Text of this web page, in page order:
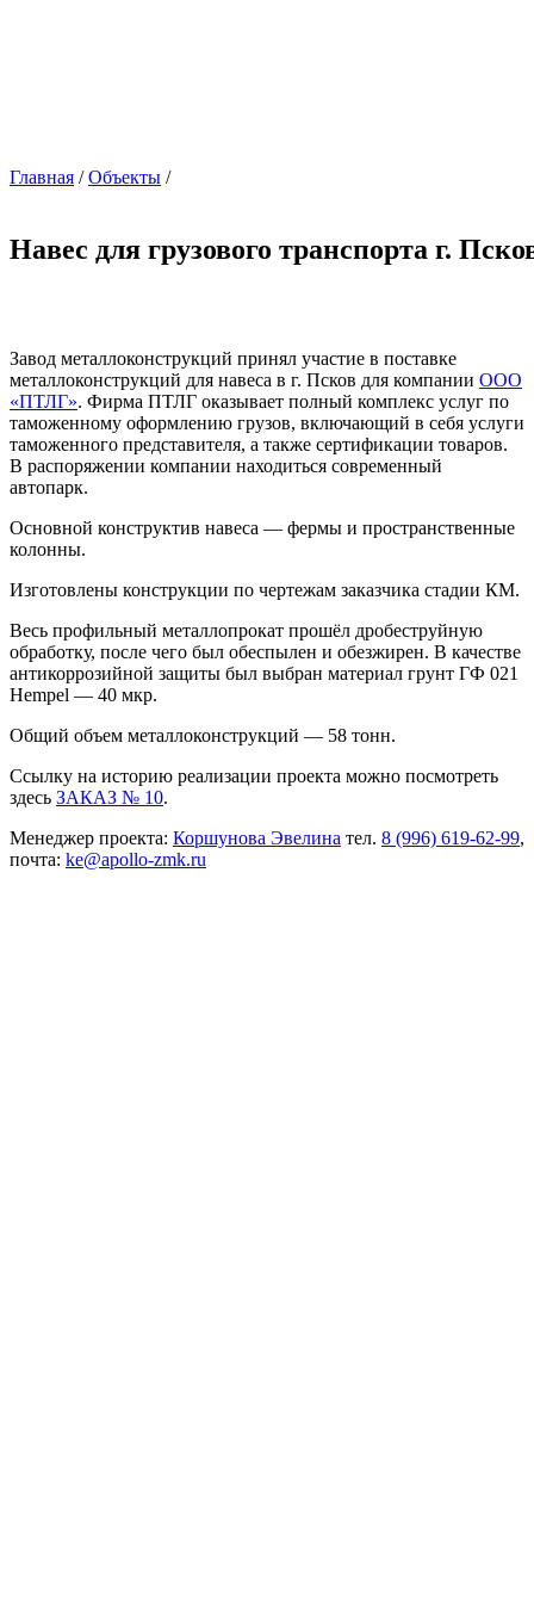
Главная /Объекты /
Навес для грузового транспорта г.
Завод металлоконструкций принял участие в поставке
металлоконструкций для навеса в г. Псков для компании ООО
«ПТЛГ». Фирма ПТЛГ оказывает полный комплекс услуг по
таможенному оформлению грузов, включающий в себя услуги
таможенного представителя, а также сертификации товаров.
В распоряжении компании находиться современный
автопарк.
Основной конструктив навеса — фермы и пространственные
колонны.
Изготовлены конструкции по чертежам заказчика стадии КМ.
Весь профильный металлопрокат прошёл дробеструйную
обработку, после чего был обеспылен и обезжирен. В качестве
антикоррозийной защиты был выбран материал грунт ГФ 021
Hempel — 40 мкр.
Общий объем металлоконструкций — 58 тонн.
Ссылку на историю реализации проекта можно посмотреть
здесь ЗАКАЗ № 10.
Менеджер проекта: Коршунова Эвелина тел. 8 (996) 619-62-99,
почта: ke@apollo-zmk.ru